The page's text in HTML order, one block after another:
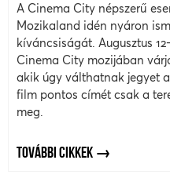
A Cinema City népszerű
Mozikaland idén nyáron
kíváncsiságát. Augusztus
Cinema City mozijában
akik úgy válthatnak jegyet
film pontos címét csak a
meg.
TOVÁBBI CIKKEK